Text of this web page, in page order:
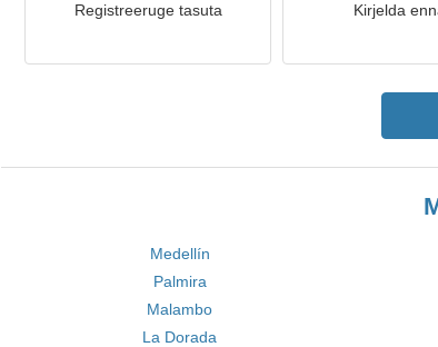
Registreeruge tasuta Kirjelda
Medellín
Palmira
Malambo
La Dorada